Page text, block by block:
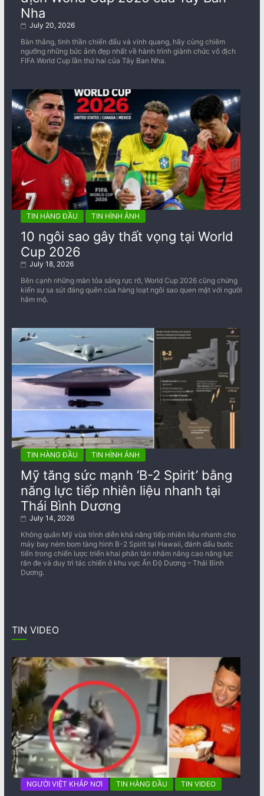
Nha
July 20, 2026
Bàn thắng, tinh thần chiến đấu và vinh quang, hãy cùng chiêm
ngưỡng những bức ảnh đẹp nhất về ​​hành trình giành chức vô địch
FIFA World Cup lần thứ hai của Tây Ban Nha.
TIN HÀNG ĐẦU TIN HÌNH ẢNH
10 ngôi sao gây thất vọng tại World
Cup 2026
July 18, 2026
Bên cạnh những màn tỏa sáng rực rỡ, World Cup 2026 cũng chứng
kiến sự sa sút đáng quên của hàng loạt ngôi sao quen mặt với người
hâm mộ.
TIN HÀNG ĐẦU TIN HÌNH ẢNH
Mỹ tăng sức mạnh ‘B-2 Spirit’ bằng
năng lực tiếp nhiên liệu nhanh tại
Thái Bình Dương
July 14, 2026
Không quân Mỹ vừa trình diễn khả năng tiếp nhiên liệu nhanh cho
máy bay ném bom tàng hình B-2 Spirit tại Hawaii, đánh dấu bước
tiến trong chiến lược triển khai phân tán nhằm nâng cao năng lực
răn đe và duy trì tác chiến ở khu vực Ấn Độ Dương – Thái Bình
Dương.
TIN VIDEO
NGƯỜI VIỆT KHẮP NƠI TIN HÀNG ĐẦU TIN VIDEO